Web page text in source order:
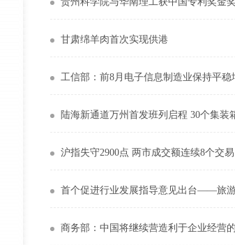
甘肃绵羊肉首次实现供港
工信部：前8月电子信息制造业保持平稳
沪指失守2900点 两市成交额连续8个交